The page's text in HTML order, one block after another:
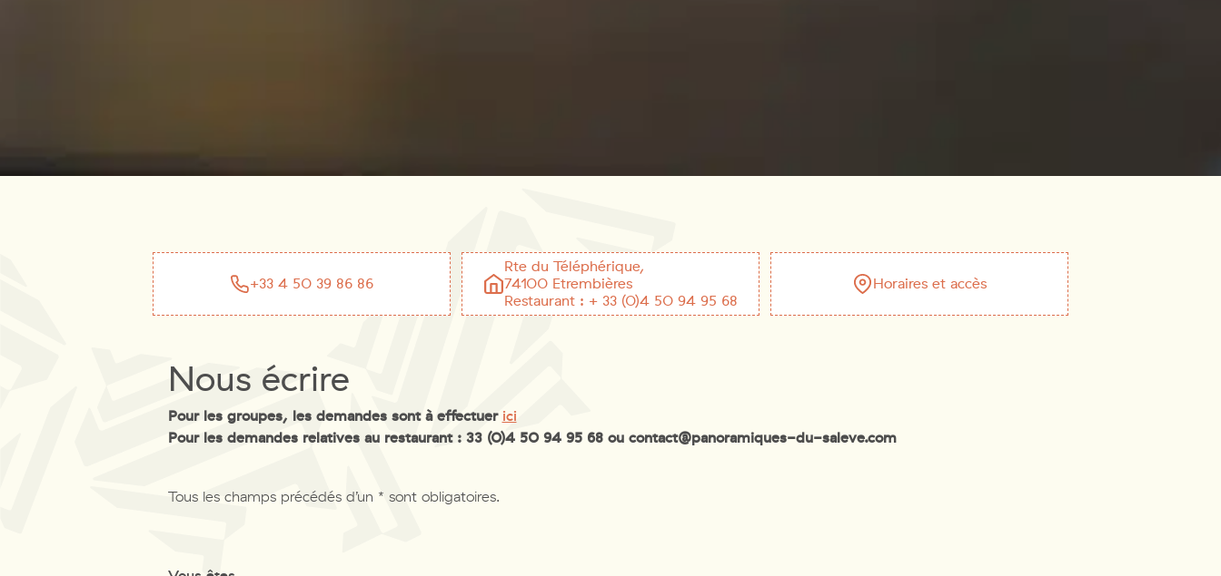
+33 4 50 39 86 86
Rte du Téléphérique,
74100 Etrembières
Restaurant : + 33 (0)4 50 94 95 68
Horaires et accès
Nous écrire
Pour les groupes, les demandes sont à effectuer ici
Pour les demandes relatives au restaurant : 33 (0)4 50 94 95 68 ou contact@panoramiques-du-saleve.com
Tous les champs précédés d’un * sont obligatoires.